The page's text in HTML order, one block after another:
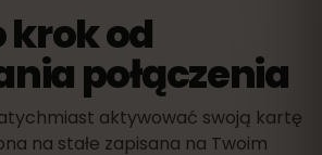
krok od
połączenia
aktywować swoją kartę
na stałe zapisana na Twoim